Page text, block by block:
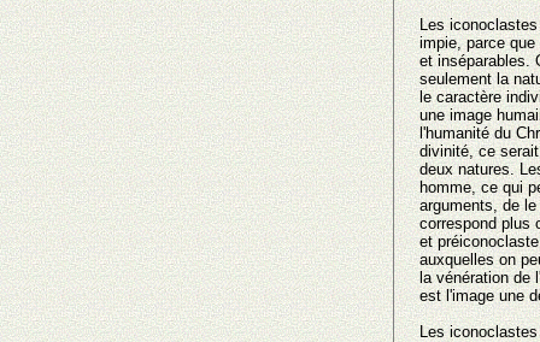
Les
impie, parce
et inséparables.
seulement la
le caractère
une image
l'humanité du
divinité, ce
deux natures.
homme, ce qui
arguments, de
correspond plus
et
auxquelles οn
la vénération de
est l'image une
Les